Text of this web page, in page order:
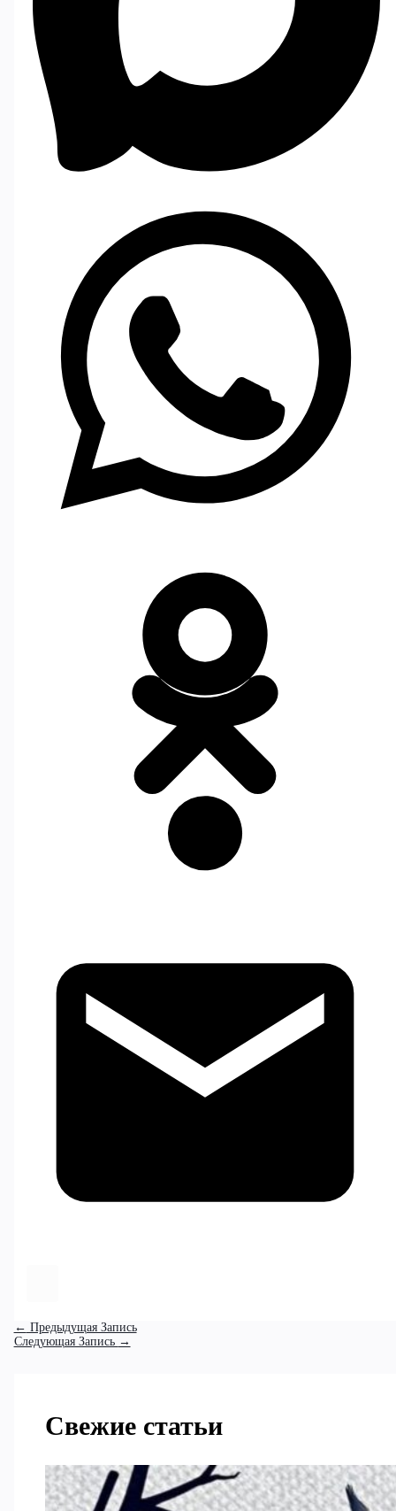
← Предыдущая Запись
Следующая Запись →
Свежие статьи